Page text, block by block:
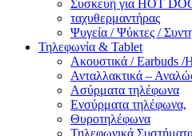
Συσκευή για HOT
ταχυθερμαντήρας
Ψυγεία / Ψύκτες /
Τηλεφωνία & Tablet
Ακουστικά / Earbuds /
Ανταλλακτικά –
Ασύρματα τηλέφωνα
Ενσύρματα τηλέφωνα,
Θυροτηλέφωνα
Τηλεφωνικά